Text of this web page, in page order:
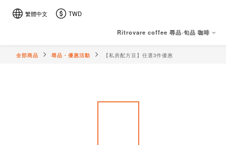
繁體中文 TWD
Ritrovare coffee 尋品·旬品 咖啡
全部商品 尋品・優惠活動 【私房配方豆】任選3件優惠